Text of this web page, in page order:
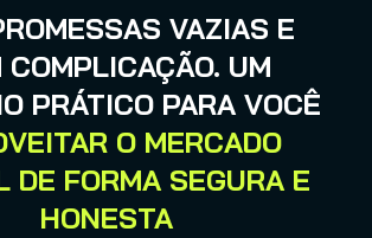
VAZIAS E
COMPLICAÇÃO. UM
PRÁTICO PARA VOCÊ
O MERCADO
DE FORMA SEGURA E
HONESTA